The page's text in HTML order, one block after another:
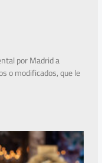
por Madrid a
o modificados, que le